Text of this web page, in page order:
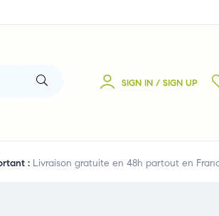
SIGN IN / SIGN UP
:Livraison gratuite en 48h partout en